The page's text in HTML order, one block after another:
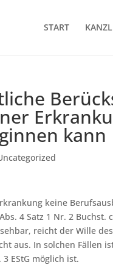
START
kann
keine
4 Satz 1 Nr. 2 Buchst.
reicht der Wille
aus. In solchen Fällen
EStG möglich ist.